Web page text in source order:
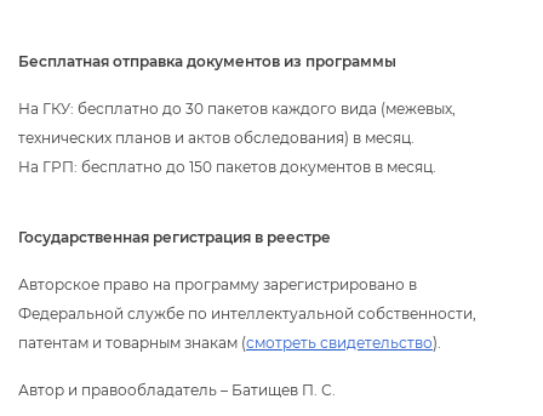
Бесплатная отправка документов из программы
На ГКУ: бесплатно до 30 пакетов каждого вида (межевых,
технических планов и актов обследования) в месяц.
На ГРП: бесплатно до 150 пакетов документов в месяц.
Государственная регистрация в реестре
Авторское право на программу зарегистрировано
Федеральной службе по интеллектуальной собственности,
патентам и товарным знакам (смотреть свидетельство).
Автор и правообладатель – Батищев П. С.